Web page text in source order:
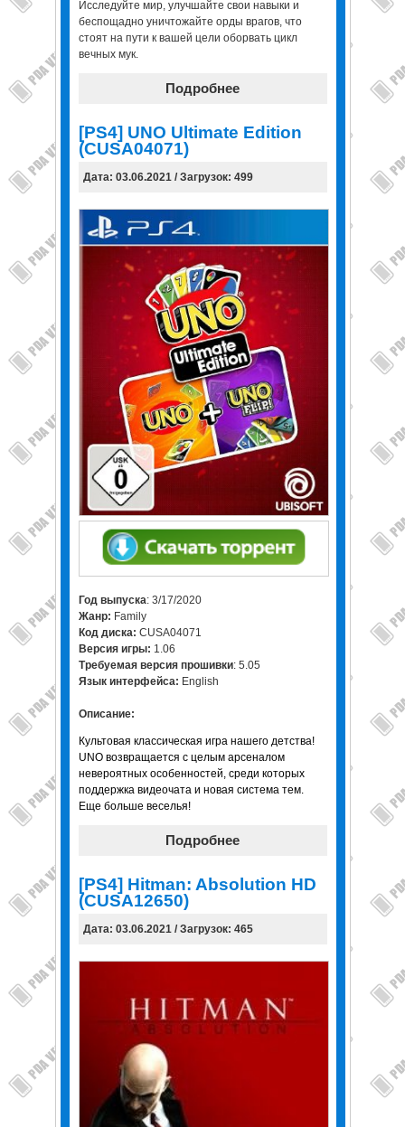
Исследуйте мир, улучшайте свои навыки и
беспощадно уничтожайте орды врагов, что
стоят на пути к вашей цели оборвать цикл
вечных мук.
Подробнее
[PS4] UNO Ultimate Edition
(CUSA04071)
Дата: 03.06.2021 / Загрузок: 499
Год выпуска: 3/17/2020
Жанр: Family
Код диска: CUSA04071
Версия игры: 1.06
Требуемая версия прошивки: 5.05
Язык интерфейса: English
Описание:
Культовая классическая игра нашего детства!
UNO возвращается с целым арсеналом
невероятных особенностей, среди которых
поддержка видеочата и новая система тем.
Еще больше веселья!
Подробнее
[PS4] Hitman: Absolution HD
(CUSA12650)
Дата: 03.06.2021 / Загрузок: 465